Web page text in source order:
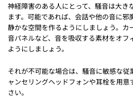
神経障害のある人にとって、騒音は大き
ます。可能であれば、会話や他の音に邪
静かな空間を作るようにしましょう。カ
音パネルなど、音を吸収する素材をオフ
ようにしましょう。
それが不可能な場合は、騒音に敏感な従
ャンセリングヘッドフォンや耳栓を用意
さい。